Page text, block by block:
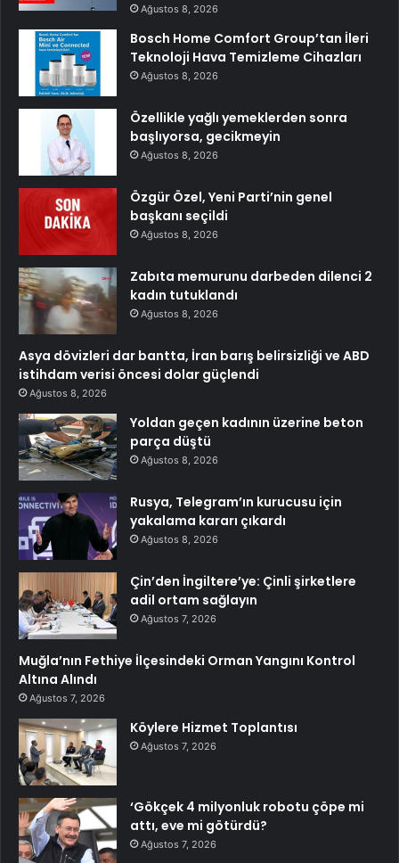
Ağustos 8, 2026
Bosch Home Comfort Group’tan İleri
Teknoloji Hava Temizleme Cihazları
Ağustos 8, 2026
Özellikle yağlı yemeklerden sonra
başlıyorsa, gecikmeyin
Ağustos 8, 2026
Özgür Özel, Yeni Parti’nin genel
başkanı seçildi
Ağustos 8, 2026
Zabıta memurunu darbeden dilenci 2
kadın tutuklandı
Ağustos 8, 2026
Asya dövizleri dar bantta, İran barış belirsizliği ve ABD
istihdam verisi öncesi dolar güçlendi
Ağustos 8, 2026
Yoldan geçen kadının üzerine beton
parça düştü
Ağustos 8, 2026
Rusya, Telegram’ın kurucusu için
yakalama kararı çıkardı
Ağustos 8, 2026
Çin’den İngiltere’ye: Çinli şirketlere
adil ortam sağlayın
Ağustos 7, 2026
Muğla’nın Fethiye İlçesindeki Orman Yangını Kontrol
Altına Alındı
Ağustos 7, 2026
Köylere Hizmet Toplantısı
Ağustos 7, 2026
‘Gökçek 4 milyonluk robotu çöpe mi
attı, eve mi götürdü?
Ağustos 7, 2026